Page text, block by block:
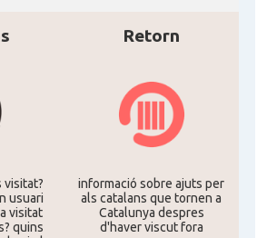
ACCIÓ a Austin
Acció a New York
ACCIÓ a Silicon Valley
Acció a Washington DC
visitat?
usuari
visitat
quins
Retorn
informació sobre ajuts per
als catalans que tornen a
Catalunya despres
d'haver viscut fora